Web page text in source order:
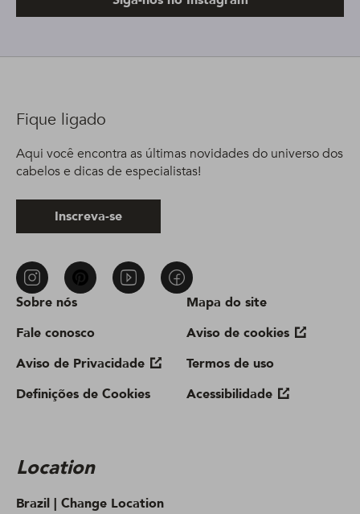
Sobre nós
Fale conosco
Aviso de Privacidade
Definições de Cookies
Mapa do site
Aviso de cookies
Termos de uso
Acessibilidade
Location
Brazil | Change Location
Fique ligado
Aqui você encontra as últimas novidades do universo dos
cabelos e dicas de especialistas!
Inscreva-se